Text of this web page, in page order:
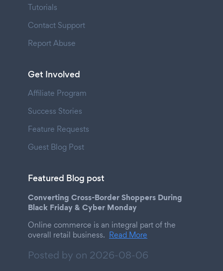
Tutorials
Contact Support
Report Abuse
Get Involved
Affiliate Program
Success Stories
Feature Requests
Guest Blog Post
Featured Blog post
Converting Cross-Border Shoppers During
Black Friday & Cyber Monday
Online commerce is an integral part of the
overall retail business. Read More
Posted by on 2026-08-06